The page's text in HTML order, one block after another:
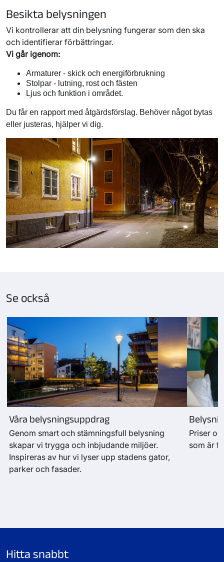
Besikta belysningen
Vi kontrollerar att din belysning fungerar som den ska
och identifierar förbättringar.
Vi går igenom:
Armaturer - skick och energiförbrukning
Stolpar - lutning, rost och fästen
Ljus och funktion i området.
Du får en rapport med åtgärdsförslag. Behöver något bytas
eller justeras, hjälper vi dig.
Se också
Våra belysningsuppdrag
Genom smart och stämningsfull belysning
skapar vi trygga och inbjudande miljöer.
Inspireras av hur vi lyser upp stadens gator,
parker och fasader.
Priser
som är
Hitta snabbt